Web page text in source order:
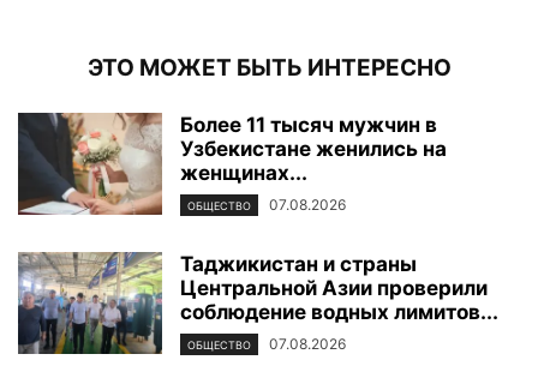
ЭТО МОЖЕТ БЫТЬ ИНТЕРЕСНО
Более 11 тысяч мужчин в
Узбекистане женились на
женщинах...
ОБЩЕСТВО 07.08.2026
Таджикистан и страны
Центральной Азии проверили
соблюдение водных лимитов...
ОБЩЕСТВО 07.08.2026